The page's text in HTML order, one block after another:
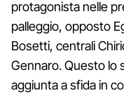
protagonista nelle
palleggio, opposto
Bosetti, centrali
Gennaro. Questo lo
aggiunta a sfida in